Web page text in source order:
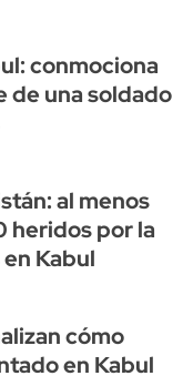
conmociona
de una soldado
al menos
heridos por la
Kabul
cómo
en Kabul